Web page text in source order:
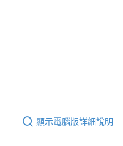
顯示電腦版詳細說明